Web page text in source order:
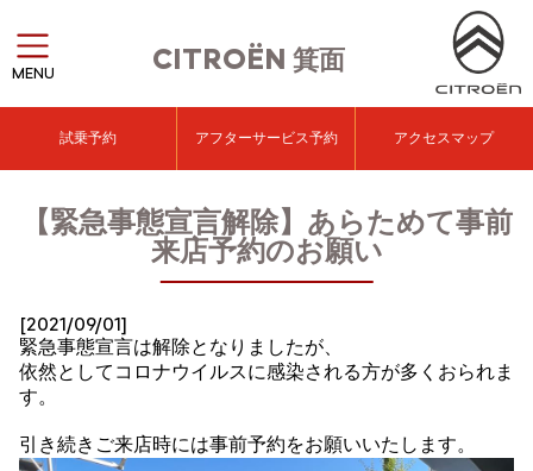
CITROËN 箕面
MENU
試乗予約 アフターサービス予約 アクセスマップ
【緊急事態宣言解除】あらためて事前
来店予約のお願い
[2021/09/01]
緊急事態宣言は解除となりましたが、
依然としてコロナウイルスに感染される方が多くおられま
す。
引き続きご来店時には事前予約をお願いいたします。